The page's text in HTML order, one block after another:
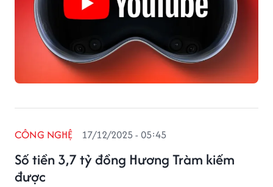
Số tiền 3,7 tỷ đồng Hương Tràm kiếm
được
CÔNG NGHỆ 17/12/2025 - 05:45